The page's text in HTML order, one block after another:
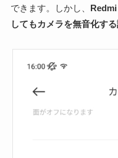
できます。しかし、
してもカメラを無音化す